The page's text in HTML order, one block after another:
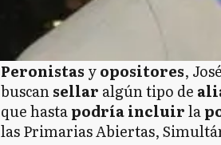
Peronistas yopositores,
buscansellar algún tipo de
que hastapodría incluirla
las Primarias Abiertas,